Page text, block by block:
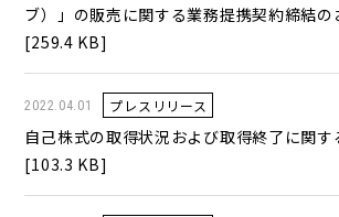
ブ）」の販売に関する業務提携契約締結の
[259.4 KB]
2022.04.01 プレスリリース
自己株式の取得状況および取得終了に関す
[103.3 KB]